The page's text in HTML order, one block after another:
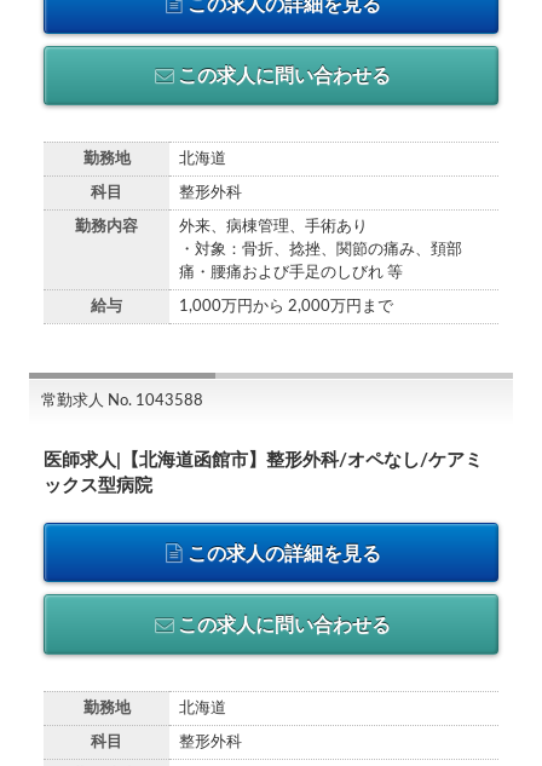
この求人の詳細を見る
この求人に問い合わせる
勤務地 北海道
科目 整形外科
勤務内容
外来、病棟管理、手術あり
・対象：骨折、捻挫、関節の痛み、頚部
痛・腰痛および手足のしびれ 等
給与 1,000万円から 2,000万円まで
常勤求人 No. 1043588
医師求人|【北海道函館市】整形外科/オペなし/ケアミ
ックス型病院
この求人の詳細を見る
この求人に問い合わせる
勤務地 北海道
科目 整形外科